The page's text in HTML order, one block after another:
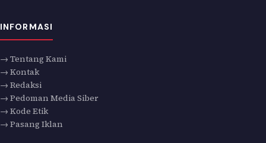
INFORMASI
→ Tentang Kami
→ Kontak
→ Redaksi
→ Pedoman Media Siber
→ Kode Etik
→ Pasang Iklan